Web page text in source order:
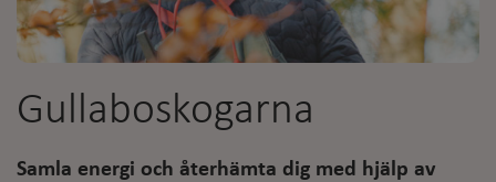
Gullaboskogarna
Samla energi och återhämta dig med hjälp av